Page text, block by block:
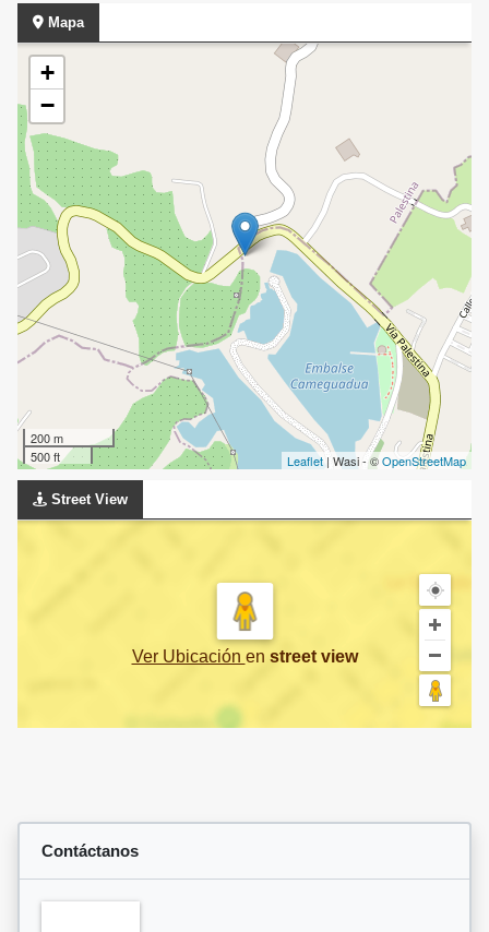
Mapa
+
−
200 m
500 ft
Leaflet | Wasi - ©OpenStreetMap
Street View
Ver Ubicación en street view
Contáctanos